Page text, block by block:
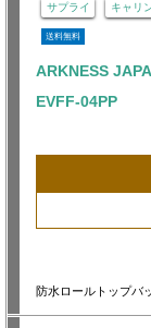
サプライ キャリ
送料無料
ARKNESS
EVFF-04PP
防水ロールトップ